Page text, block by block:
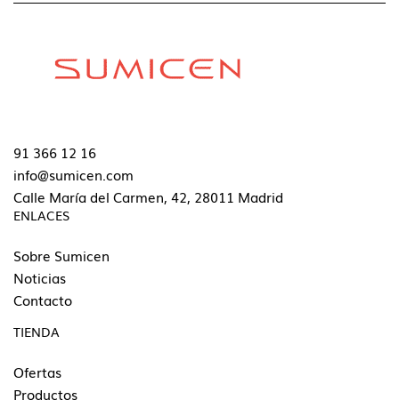
91 366 12 16
info@sumicen.com
Calle María del Carmen, 42, 28011 Madrid
ENLACES
Sobre Sumicen
Noticias
Contacto
TIENDA
Ofertas
Productos